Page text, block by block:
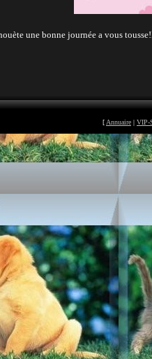
une bonne journée a vous
[ Annuaire | VIP-
©